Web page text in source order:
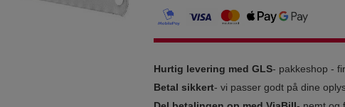
Hurtig levering med GLS- pakkeshop -
Betal sikkert- vi passer godt på dine